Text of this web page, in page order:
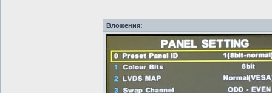
Вложения: